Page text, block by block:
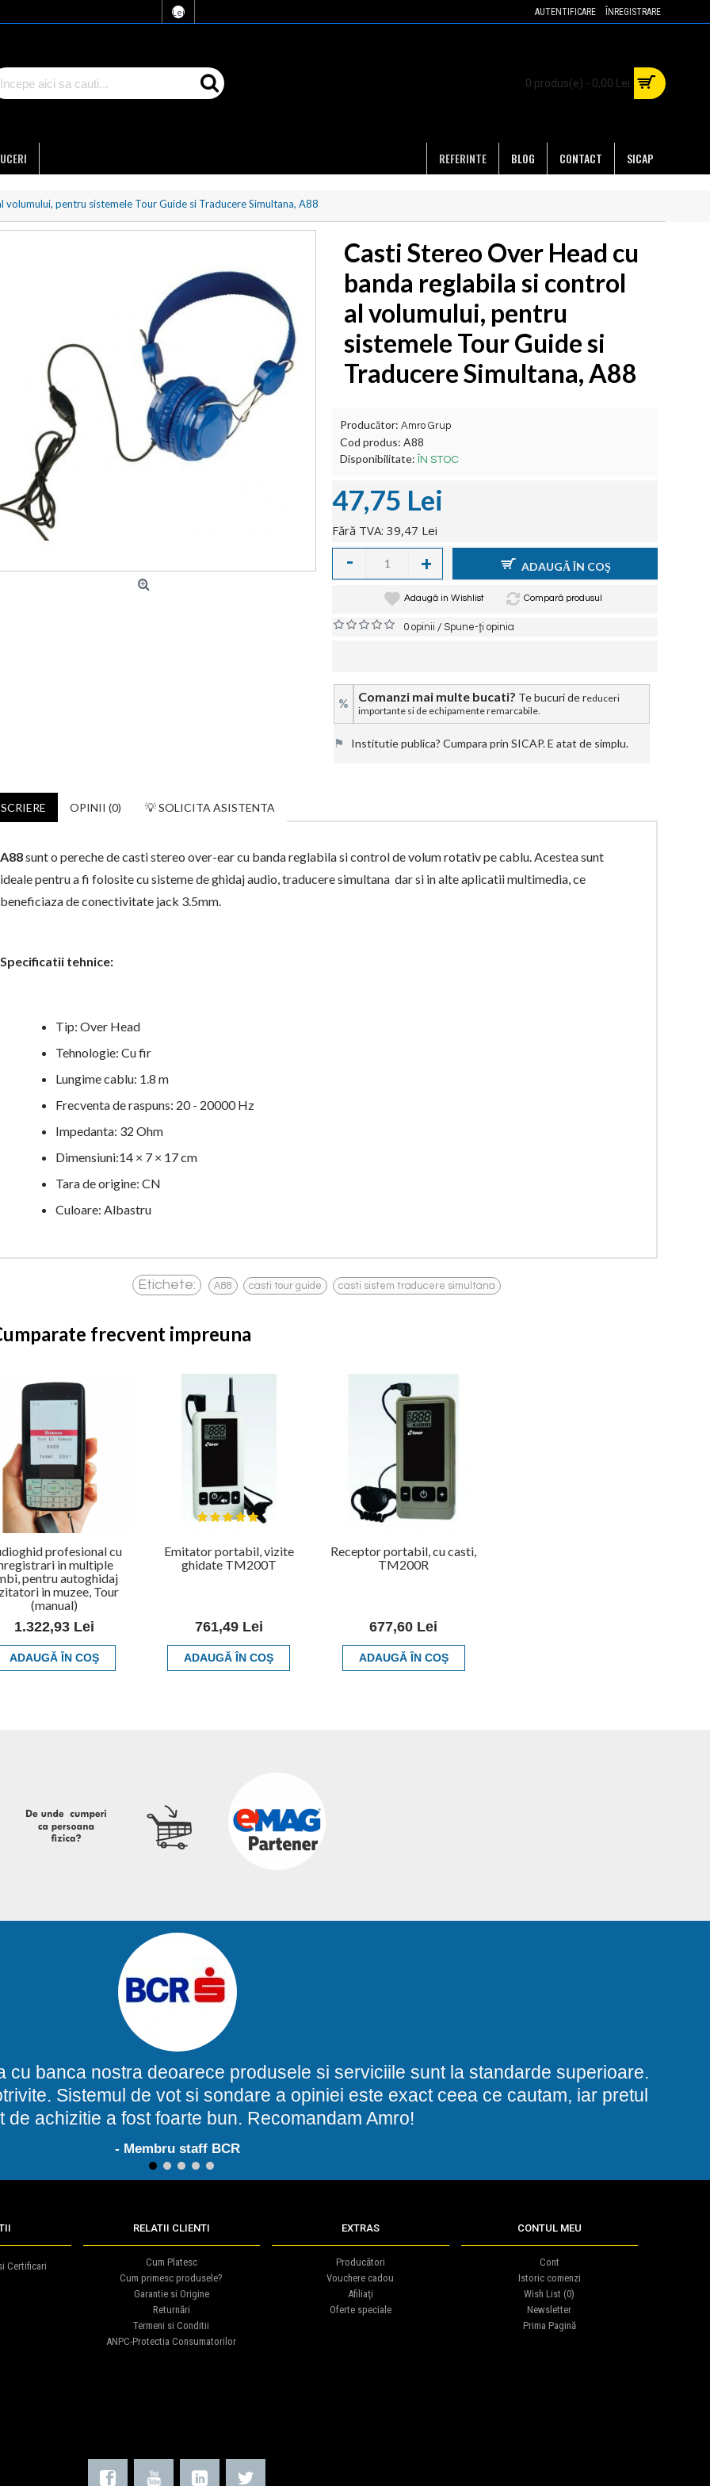
Lei AUTENTIFICARE ÎNREGISTRARE
0 produs(e) - 0,00 Lei
SICAP
CONTACT
BLOG
REFERINTE
pentru sistemele Tour Guide si Traducere Simultana, A88
Casti Stereo Over Head cu
banda reglabila si control
al volumului, pentru
sistemele Tour Guide si
Traducere Simultana, A88
Producător: Amro Grup
Cod produs: A88
Disponibilitate: ÎN STOC
47,75 Lei
Fără TVA: 39,47 Lei
- + ADAUGĂ ÎN COŞ
Adaugă in Wishlist Compară produsul
0 opinii /Spune-ţi opinia
% Comanzi mai multe bucati? Te bucuri de reduceri
importante si de echipamente remarcabile.
⚑ Institutie publica? Cumpara prin SICAP. E atat de simplu.
OPINII (0) 💡 SOLICITA ASISTENTA
A88sunt o pereche de casti stereo over-ear cu banda reglabila si control de volum rotativ pe cablu. Acestea sunt
ideale pentru a fi folosite cu sisteme de ghidaj audio, traducere simultana dar si in alte aplicatii multimedia, ce
beneficiaza de conectivitate jack 3.5mm.
Specificatii tehnice:
Tip: Over Head
Tehnologie: Cu fir
Lungime cablu: 1.8 m
Frecventa de raspuns: 20 - 20000 Hz
Impedanta: 32 Ohm
Dimensiuni:14 × 7 × 17 cm
Tara de origine: CN
Culoare: Albastru
Etichete: A88 , casti tour guide , casti sistem traducere simultana
frecvent impreuna
profesional cu
in multiple
pentru autoghidaj
in muzee, Tour
(manual)
1.322,93 Lei
ADAUGĂ ÎN COŞ
Emitator portabil, vizite
ghidate TM200T
761,49 Lei
ADAUGĂ ÎN COŞ
Receptor portabil, cu casti,
TM200R
677,60 Lei
ADAUGĂ ÎN COŞ
cu banca nostra deoarece produsele si serviciile sunt la standarde superioare.
Sistemul de vot si sondare a opiniei este exact ceea ce cautam, iar pretul
de achizitie a fost foarte bun. Recomandam Amro!
- Membru staff BCR
1 2 3 4 5
Certificari
RELATII CLIENTI
Cum Platesc
Cum primesc produsele?
Garantie si Origine
Returnări
Termeni si Conditii
ANPC-Protectia Consumatorilor
EXTRAS
Producători
Vouchere cadou
Afiliaţi
Oferte speciale
CONTUL MEU
Cont
Istoric comenzi
Wish List (0)
Newsletter
Prima Pagină